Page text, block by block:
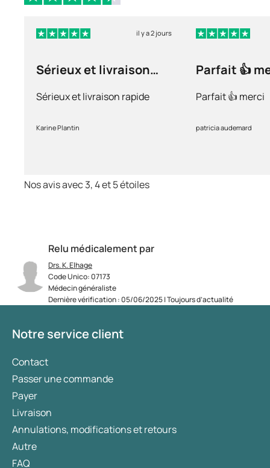
Relu médicalement par
Drs. K. Elhage
Code Unico: 07173
Médecin généraliste
Dernière vérification : 05/06/2025 | Toujours d’actualité
il y a 2 jours
Sérieux et livraison
Sérieux et livraison rapide
Karine Plantin
Parfait 👍
Parfait 👍 merci
patricia audemard
Nos avis avec 3, 4 et 5 étoiles
Notre service client
Contact
Passer une commande
Payer
Livraison
Annulations, modifications et retours
Autre
FAQ